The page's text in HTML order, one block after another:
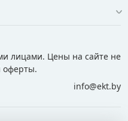
лицами. Цены на сайте не
оферты.
info@ekt.by